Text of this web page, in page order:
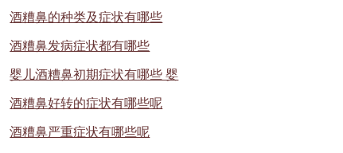
酒糟鼻的种类及症状有哪些
酒糟鼻发病症状都有哪些
婴儿酒糟鼻初期症状有哪些 婴
酒糟鼻好转的症状有哪些呢
酒糟鼻严重症状有哪些呢